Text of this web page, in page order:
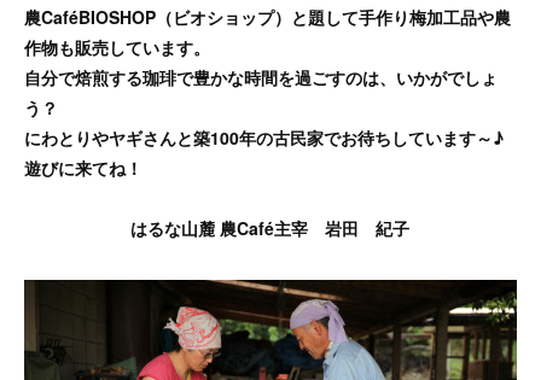
農CaféBIOSHOP（ビオショップ）と題して手作り梅加工品や農
作物も販売しています。
自分で焙煎する珈琲で豊かな時間を過ごすのは、いかがでしょ
う？
にわとりやヤギさんと築100年の古民家でお待ちしています～♪
遊びに来てね！
はるな山麓 農Café主宰 岩田 紀子